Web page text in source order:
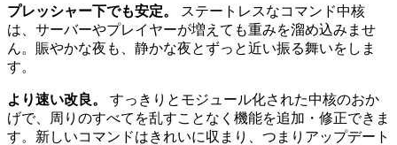
プレッシャー下でも安定。
ステートレスなコマンド中核
は、サーバーやプレイヤーが増えても重みを溜め込みませ
ん。賑やかな夜も、静かな夜とずっと近い振る舞いをしま
す。
より速い改良。
すっきりとモジュール化された中核のおか
げで、周りのすべてを乱すことなく機能を追加・修正できま
す。新しいコマンドはきれいに収まり、つまりアップデート